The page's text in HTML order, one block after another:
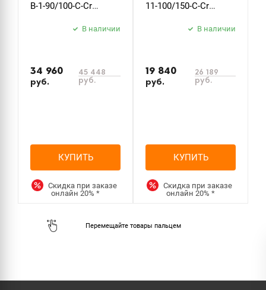
B-1-90/100-C-Cr
В наличии
34 960
руб.
45 448
руб.
КУПИТЬ
Скидка при заказе
онлайн20%*
11-100/150-C-Cr
В наличии
19 840
руб.
26 189
руб.
КУПИТЬ
Скидка при заказе
онлайн20%*